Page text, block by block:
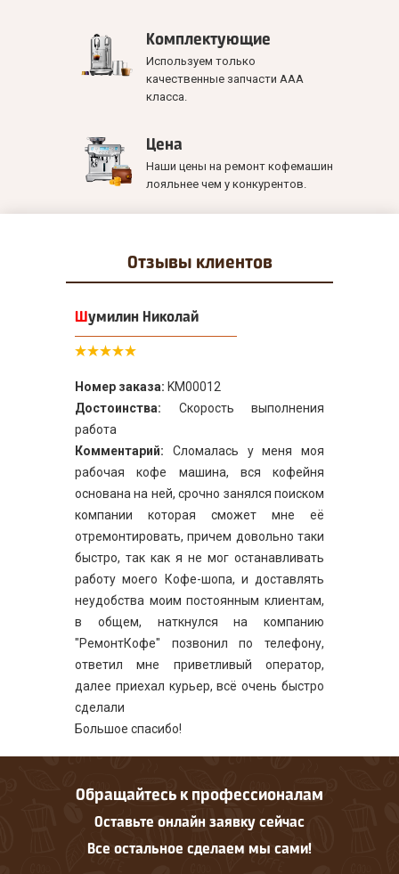
Комплектующие
Используем только
качественные запчасти ААА
класса.
Цена
Наши цены на ремонт кофемашин
лояльнее чем у конкурентов.
Отзывы клиентов
Шумилин Николай
Номер заказа: KM00012
Достоинства: Скорость выполнения
работа
Комментарий: Сломалась у меня моя
рабочая кофе машина, вся кофейня
основана на ней, срочно занялся поиском
компании которая сможет мне её
отремонтировать, причем довольно таки
быстро, так как я не мог останавливать
работу моего Кофе-шопа, и доставлять
неудобства моим постоянным клиентам,
в общем, наткнулся на компанию
"РемонтКофе" позвонил по телефону,
ответил мне приветливый оператор,
далее приехал курьер, всё очень быстро
сделали
Большое спасибо!
Обращайтесь к профессионалам
Оставьте онлайн заявку сейчас
Все остальное сделаем мы сами!